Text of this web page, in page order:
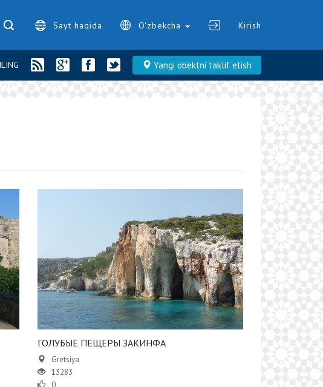
Sayt haqida O'zbekcha Kirish
Yangi ob‘ektni taklif etish
​​ГОЛУБЫЕ ПЕЩЕРЫ ЗАКИНФА
Gretsiya
13283
0